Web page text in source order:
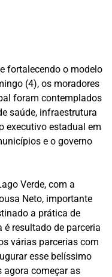
fortalecendo o modelo
(4), os moradores
foram contemplados
saúde, infraestrutura
executivo estadual em
e o governo
Verde, com a
Neto, importante
a prática de
resultado de parceria
várias parcerias com
esse belíssimo
agora começar as